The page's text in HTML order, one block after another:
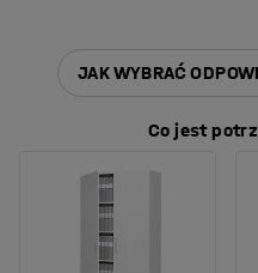
JAK WYBRAĆ
Co jest